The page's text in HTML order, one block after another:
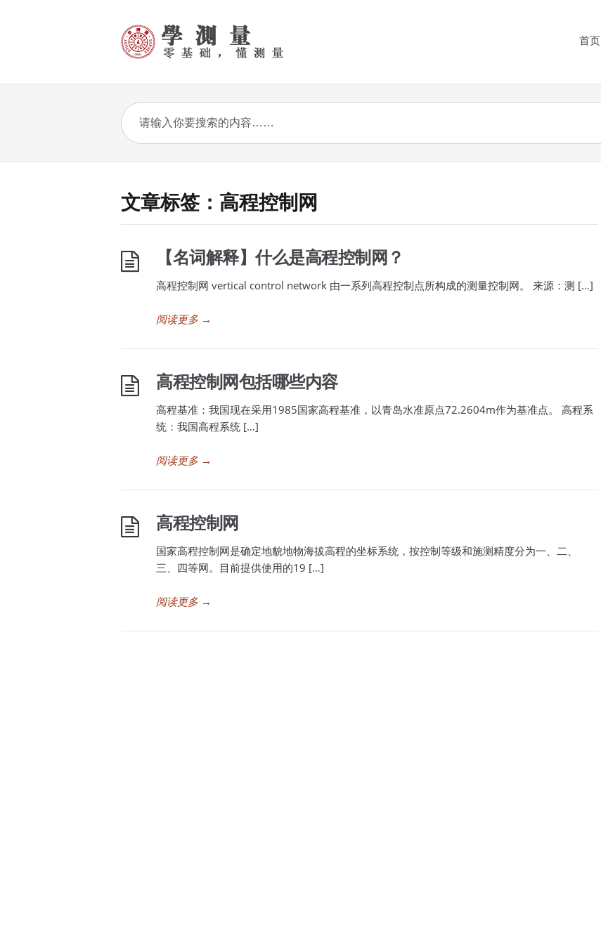
首页
文章标签：高程控制网
【名词解释】什么是高程控制网？
高程控制网 vertical control network 由一系列高程控制点所构成的测量控制网。 来源：测 […]
阅读更多 →
高程控制网包括哪些内容
高程基准：我国现在采用1985国家高程基准，以青岛水准原点72.2604m作为基准点。 高程系
统：我国高程系统 […]
阅读更多 →
高程控制网
国家高程控制网是确定地貌地物海拔高程的坐标系统，按控制等级和施测精度分为一、二、
三、四等网。目前提供使用的19 […]
阅读更多 →